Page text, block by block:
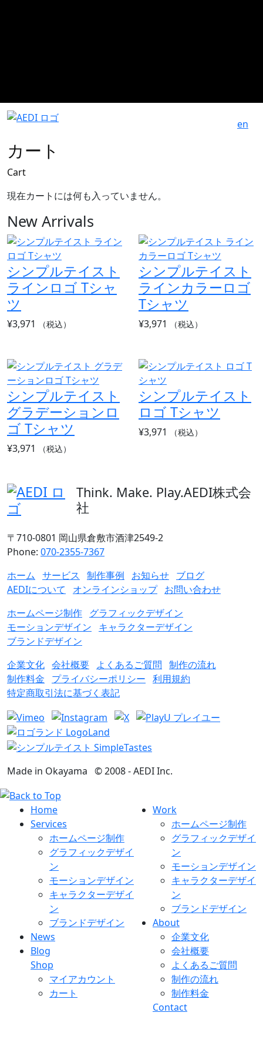
en
カート
Cart
現在カートには何も入っていません。
New Arrivals
シンプルテイスト
ラインロゴ Tシャ
ツ
¥3,971 （税込）
シンプルテイスト
ラインカラーロゴ
Tシャツ
¥3,971 （税込）
シンプルテイスト
グラデーションロ
ゴ Tシャツ
¥3,971 （税込）
シンプルテイスト
ロゴ Tシャツ
¥3,971 （税込）
Think. Make. Play.AEDI株式会
社
〒710-0801 岡山県倉敷市酒津2549-2
Phone: 070-2355-7367
ホーム サービス 制作事例 お知らせ ブログ
AEDIについて
オンラインショップ お問い合わせ
ホームページ制作 グラフィックデザイン
モーションデザイン
キャラクターデザイン
ブランドデザイン
企業文化 会社概要 よくあるご質問 制作の流れ
制作料金
プライバシーポリシー 利用規約
特定商取引法に基づく表記
Made in Okayama © 2008 -AEDI Inc.
Home
Services
ホームページ制作
グラフィックデザイ
ン
モーションデザイン
キャラクターデザイ
ン
ブランドデザイン
News
Blog
Shop
マイアカウント
カート
Work
ホームページ制作
グラフィックデザイ
ン
モーションデザイン
キャラクターデザイ
ン
ブランドデザイン
About
企業文化
会社概要
よくあるご質問
制作の流れ
制作料金
Contact